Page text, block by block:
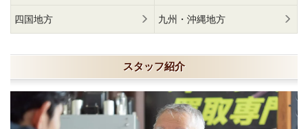
四国地方 九州・沖縄地方
スタッフ紹介